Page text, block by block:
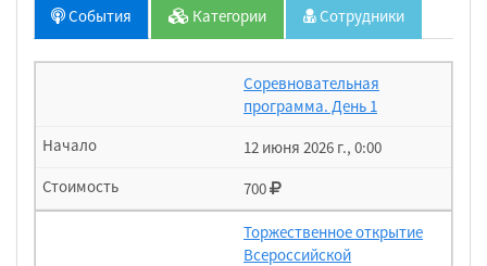
События Категории Сотрудники
Соревновательная
программа. День 1
12 июня 2026 г., 0:00
700
Торжественное открытие
Всероссийской